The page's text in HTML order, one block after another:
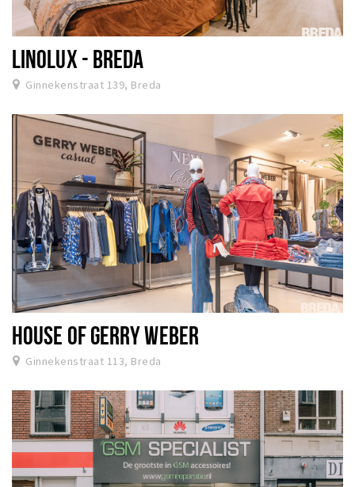
LINOLUX - BREDA
Ginnekenstraat 139, Breda
HOUSE OF GERRY WEBER
Ginnekenstraat 113, Breda